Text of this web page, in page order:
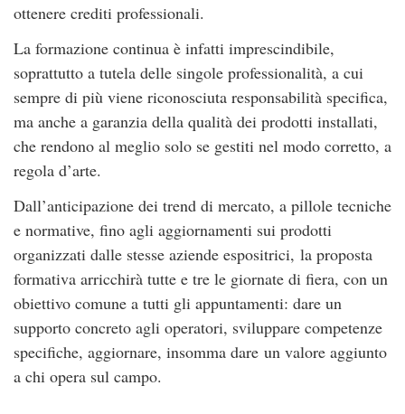
ottenere crediti professionali.
La formazione continua è infatti imprescindibile,
soprattutto a tutela delle singole professionalità, a cui
sempre di più viene riconosciuta responsabilità specifica,
ma anche a garanzia della qualità dei prodotti installati,
che rendono al meglio solo se gestiti nel modo corretto, a
regola d’arte.
Dall’anticipazione dei trend di mercato, a pillole tecniche
e normative, fino agli aggiornamenti sui prodotti
organizzati dalle stesse aziende espositrici, la proposta
formativa arricchirà tutte e tre le giornate di fiera, con un
obiettivo comune a tutti gli appuntamenti: dare un
supporto concreto agli operatori, sviluppare competenze
specifiche, aggiornare, insomma dare un valore aggiunto
a chi opera sul campo.